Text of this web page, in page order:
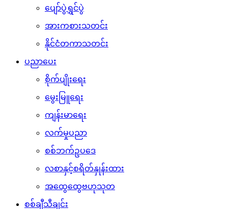
ပျော်ပွဲရွှင်ပွဲ
အားကစားသတင်း
နိုင်ငံတကာသတင်း
ပညာပေး
စိုက်ပျိုးရေး
မွေးမြူရေး
ကျန်းမာရေး
လက်မှုပညာ
စစ်ဘက်ဥပဒေ
လစာနှင့်စရိတ်နှုန်းထား
အထွေထွေဗဟုသုတ
စစ်ချီသီချင်း